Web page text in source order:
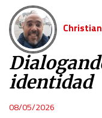
identidad
08/05/2026
Use precise
Identify devices
Non-IAB processing
Essential